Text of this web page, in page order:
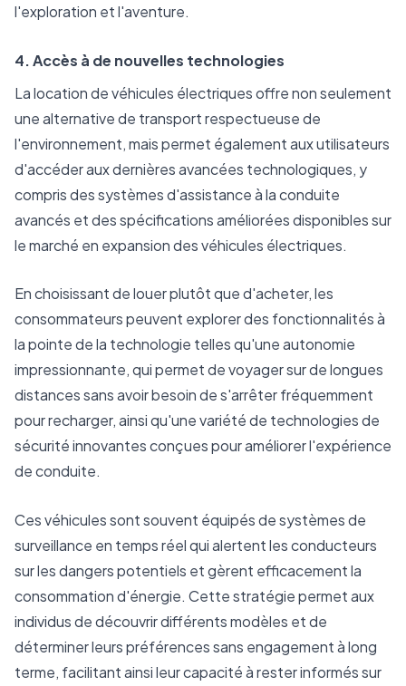
l'exploration et l'aventure.
4. Accès à de nouvelles technologies
La location de véhicules électriques offre non seulement
une alternative de transport respectueuse de
l'environnement, mais permet également aux utilisateurs
d'accéder aux dernières avancées technologiques, y
compris des systèmes d'assistance à la conduite
avancés et des spécifications améliorées disponibles sur
le marché en expansion des véhicules électriques.
En choisissant de louer plutôt que d'acheter, les
consommateurs peuvent explorer des fonctionnalités à
la pointe de la technologie telles qu'une autonomie
impressionnante, qui permet de voyager sur de longues
distances sans avoir besoin de s'arrêter fréquemment
pour recharger, ainsi qu'une variété de technologies de
sécurité innovantes conçues pour améliorer l'expérience
de conduite.
Ces véhicules sont souvent équipés de systèmes de
surveillance en temps réel qui alertent les conducteurs
sur les dangers potentiels et gèrent efficacement la
consommation d'énergie. Cette stratégie permet aux
individus de découvrir différents modèles et de
déterminer leurs préférences sans engagement à long
terme, facilitant ainsi leur capacité à rester informés sur